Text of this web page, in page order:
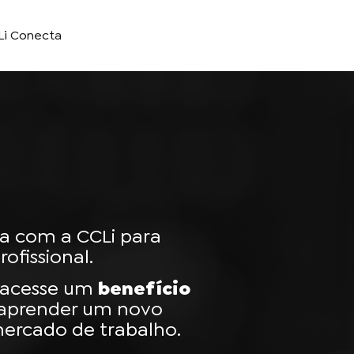
Conecta
com a CCLi para
um benefício
um novo
de trabalho.